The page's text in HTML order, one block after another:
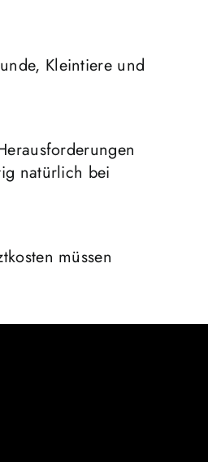
Kleintiere und
natürlich bei
müssen